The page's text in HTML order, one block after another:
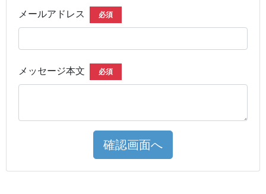
メールアドレス 必須
メッセージ本文 必須
確認画面へ